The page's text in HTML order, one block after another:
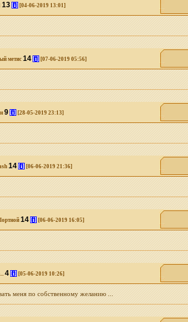
13 [i] [04-06-2019 13:01]
метис 14 [i] [07-06-2019 05:56]
9 [i] [28-05-2019 23:13]
14 [i] [06-06-2019 21:36]
14 [i] [06-06-2019 16:05]
4 [i] [05-06-2019 10:26]
меня по собственному желанию ...